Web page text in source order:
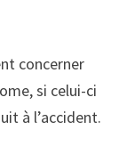
concerner
si celui-ci
à l’accident.